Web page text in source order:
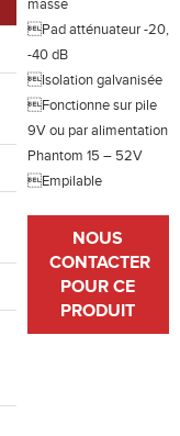
masse
Pad atténuateur -20,
-40 dB
Isolation galvanisée
Fonctionne sur pile
9V ou par alimentation
Phantom 15 – 52V
Empilable
NOUS
CONTACTER
POUR CE
PRODUIT